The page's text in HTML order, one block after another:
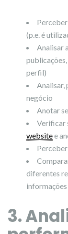
(p.e. é
Analisar
perfil)
Analisar,
negócio
Anotar
Verificar
websitee
diferentes
3.